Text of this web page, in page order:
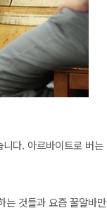
니다. 아르바이트로 버는
는 것들과 요즘 꿀알바만